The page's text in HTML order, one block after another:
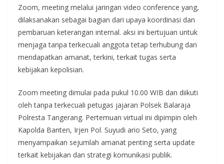
Zoom, meeting melalui jaringan video conference yang,
dilaksanakan sebagai bagian dari upaya koordinasi dan
pembaruan keterangan internal. aksi ini bertujuan untuk
menjaga tanpa terkecuali anggota tetap terhubung dan
mendapatkan amanat, terkini, terkait tugas serta
kebijakan kepolisian.
Zoom meeting dimulai pada pukul 10.00 WIB dan diikuti
oleh tanpa terkecuali petugas jajaran Polsek Balaraja
Polresta Tangerang. Pertemuan virtual ini dipimpin oleh
Kapolda Banten, Irjen Pol. Suyudi ario Seto, yang
menyampaikan sejumlah amanat penting serta update
terkait kebijakan dan strategi komunikasi publik.